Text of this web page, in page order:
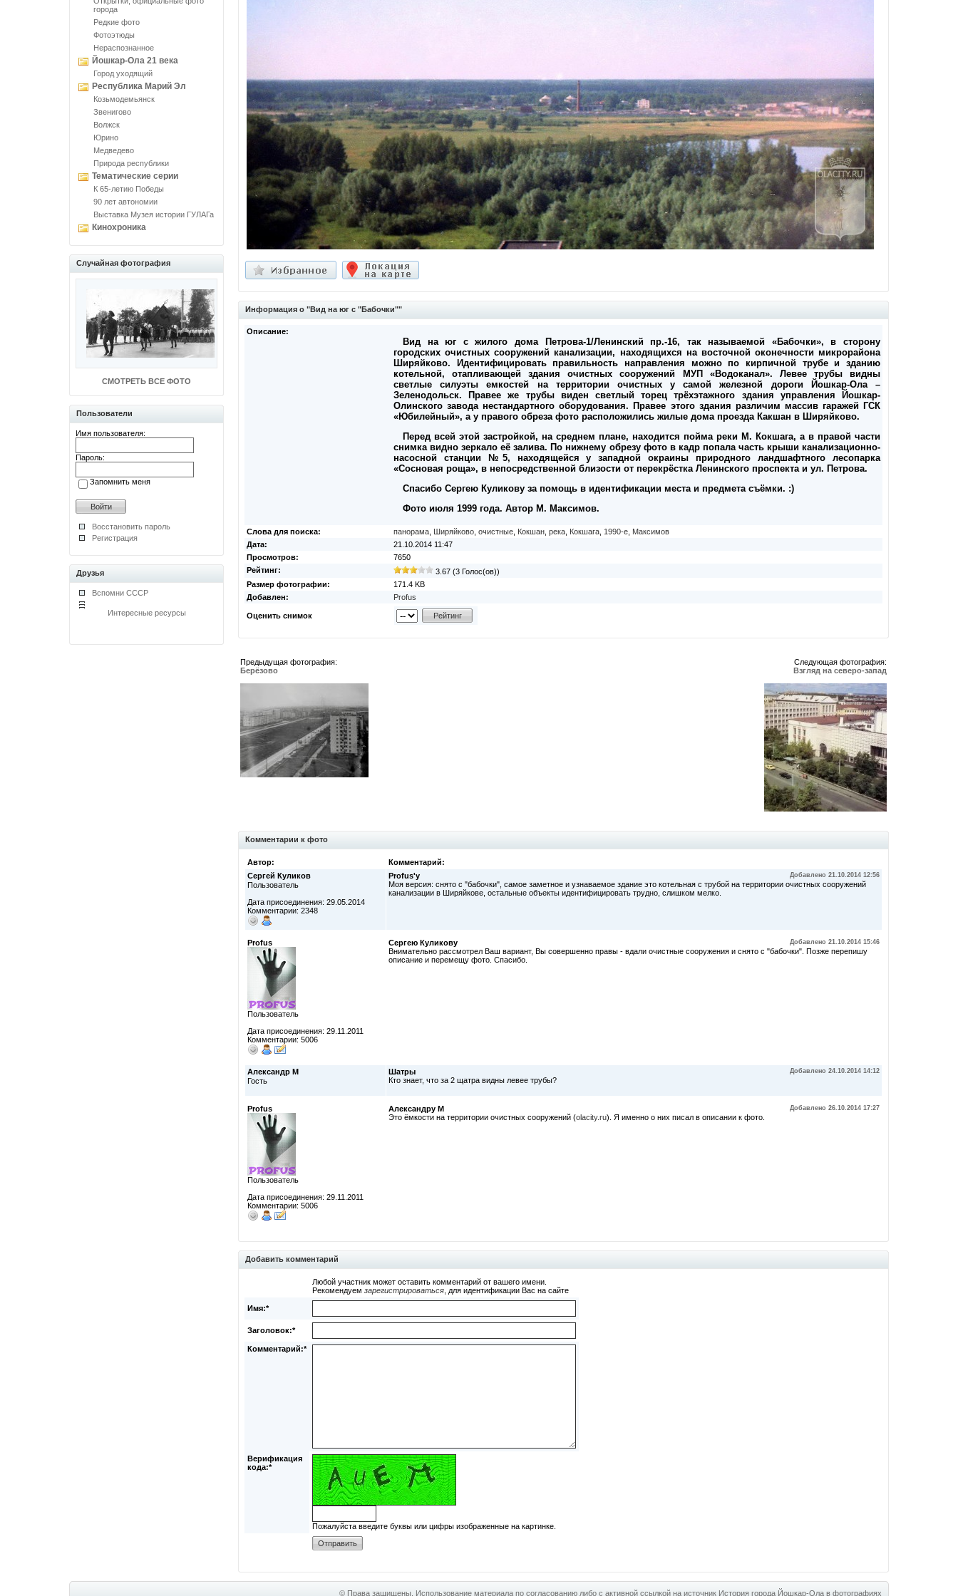
города
Редкие фото
Фотоэтюды
Нераспознанное
Йошкар-Ола 21 века
Город уходящий
Республика Марий Эл
Козьмодемьянск
Звенигово
Волжск
Юрино
Медведево
Природа республики
Тематические серии
К 65-летию Победы
90 лет автономии
Выставка Музея истории ГУЛАГа
Кинохроника
Случайная фотография
СМОТРЕТЬ ВСЕ ФОТО
Пользователи
Имя пользователя:
Пароль:
Запомнить меня
Восстановить пароль
Регистрация
Друзья
Вспомни СССР
Интересные ресурсы
Информация о "Вид на юг с "Бабочки""
Описание:
Вид на юг с жилого дома Петрова-1/Ленинский пр.-16, так называемой «Бабочки», в сторону
городских очистных сооружений канализации, находящихся на восточной оконечности микрорайона
Ширяйково. Идентифицировать правильность направления можно по кирпичной трубе и зданию
котельной, отапливающей здания очистных сооружений МУП «Водоканал». Левее трубы видны
светлые силуэты емкостей на территории очистных у самой железной дороги Йошкар-Ола –
Зеленодольск. Правее же трубы виден светлый торец трёхэтажного здания управления Йошкар-
Олинского завода нестандартного оборудования. Правее этого здания различим массив гаражей ГСК
«Юбилейный», а у правого обреза фото расположились жилые дома проезда Какшан в Ширяйково.
Перед всей этой застройкой, на среднем плане, находится пойма реки М. Кокшага, а в правой части
снимка видно зеркало её залива. По нижнему обрезу фото в кадр попала часть крыши канализационно-
насосной станции №5, находящейся у западной окраины природного ландшафтного лесопарка
«Сосновая роща», в непосредственной близости от перекрёстка Ленинского проспекта и ул. Петрова.
Спасибо Сергею Куликову за помощь в идентификации места и предмета съёмки. :)
Фото июля 1999 года. Автор М. Максимов.
Слова для поиска: панорама Ширяйково очистные Кокшан река Кокшага 1990-е Максимов
Дата:
21.10.2014 11:47
Просмотров:
7650
Рейтинг:
3.67 (3 Голос(ов))
Размер фотографии:
171.4 KB
Добавлен:
Profus
Оценить снимок
Предыдущая фотография:
Берёзово
Следующая фотография:
Взгляд на северо-запад
Комментарии к фото
Автор:
Комментарий:
Сергей Куликов
Пользователь
Дата присоединения: 29.05.2014
Комментарии: 2348
Profus'у Добавлено 21.10.2014 12:56
Моя версия: снято с "бабочки", самое заметное и узнаваемое здание это котельная с трубой на территории очистных сооружений
канализации в Ширяйкове, остальные объекты идентифицировать трудно, слишком мелко.
Profus
Пользователь
Дата присоединения: 29.11.2011
Комментарии: 5006
Сергею Куликову Добавлено 21.10.2014 15:46
Внимательно рассмотрел Ваш вариант, Вы совершенно правы - вдали очистные сооружения и снято с "бабочки". Позже перепишу
описание и перемещу фото. Спасибо.
Александр М
Гость
Шатры Добавлено 24.10.2014 14:12
Кто знает, что за 2 щатра видны левее трубы?
Profus
Пользователь
Дата присоединения: 29.11.2011
Комментарии: 5006
Александру М Добавлено 26.10.2014 17:27
Это ёмкости на территории очистных сооружений (olacity.ru). Я именно о них писал в описании к фото.
Добавить комментарий
Любой участник может оставить комментарий от вашего имени.
Рекомендуем зарегистрироваться , для идентификации Вас на сайте
Имя:*
Заголовок:*
Комментарий:*
Верификация
кода:*
Пожалуйста введите буквы или цифры изображенные на картинке.
© Права защищены. Использование материала по согласованию либо с активной ссылкой на источник История города Йошкар-Ола в фотографиях